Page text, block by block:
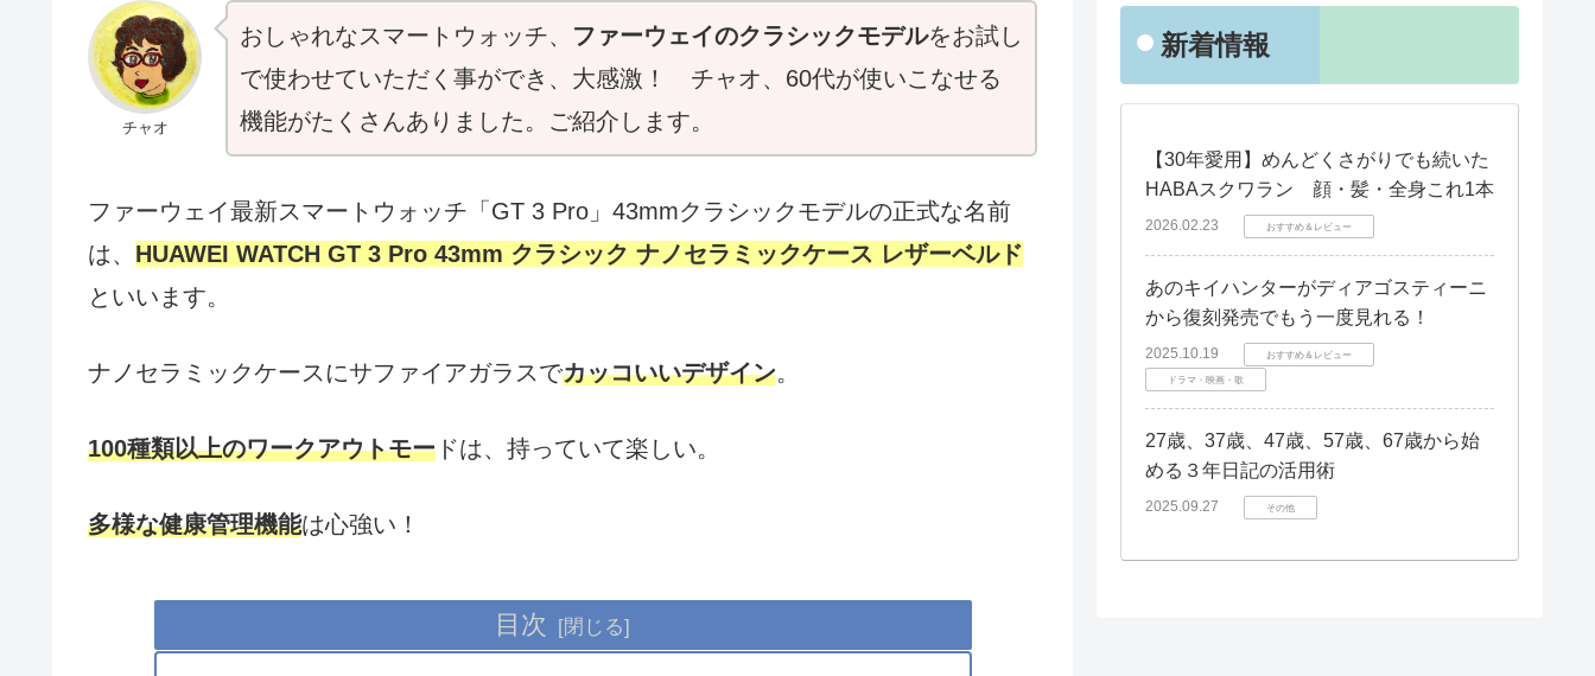
チャオ
おしゃれなスマートウォッチ、 ファーウェイのクラシックモデルをお試し
で使わせていただく事ができ、大感激！ チャオ、60代が使いこなせる
機能がたくさんありました。ご紹介します。
ファーウェイ最新スマートウォッチ「GT 3 Pro」43mmクラシックモデルの正式な名前
は、 HUAWEI WATCH GT 3 Pro 43mm クラシック ナノセラミックケース レザーベルド
といいます。
ナノセラミックケースにサファイアガラスでカッコいいデザイン。
100種類以上のワークアウトモー ドは、持っていて楽しい。
多様な健康管理機能は心強い！
目次
新着情報
【30年愛用】めんどくさがりでも続いた
HABAスクワラン 顔・髪・全身これ1本
2026.02.23 おすすめ＆レビュー
あのキイハンターがディアゴスティーニ
から復刻発売でもう一度見れる！
2025.10.19 おすすめ＆レビュー
ドラマ・映画・歌
27歳、37歳、47歳、57歳、67歳から始
める３年日記の活用術
2025.09.27 その他